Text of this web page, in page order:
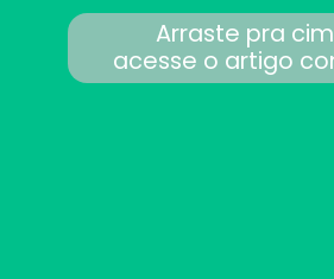
Arraste pra
acesse o artigo